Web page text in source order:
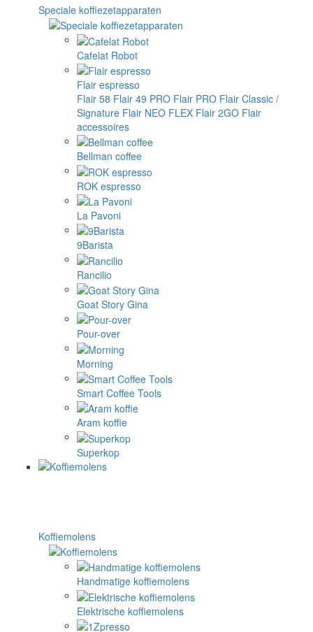
Speciale koffiezetapparaten
Cafelat Robot
Flair espresso
Flair 58 Flair 49 PRO Flair PRO Flair Classic /
Signature Flair NEO FLEX Flair 2GO Flair
accessoires
Bellman coffee
ROK espresso
La Pavoni
9Barista
Rancilio
Goat Story Gina
Pour-over
Morning
Smart Coffee Tools
Aram koffie
Superkop
Koffiemolens
Handmatige koffiemolens
Elektrische koffiemolens